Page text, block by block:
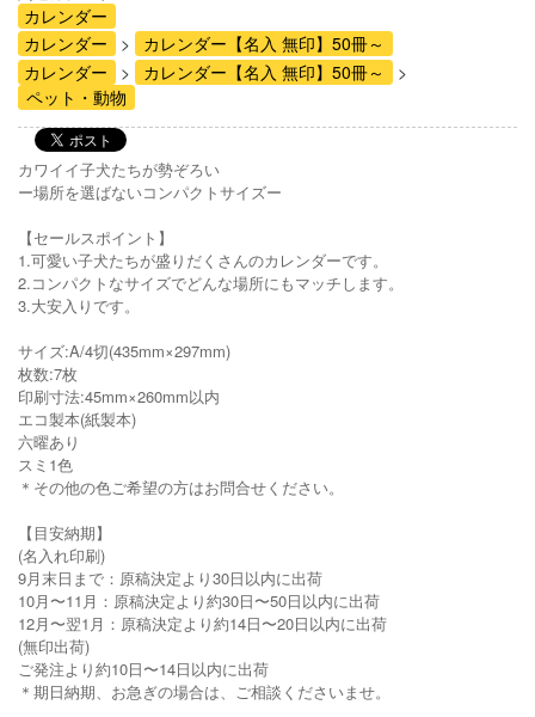
カレンダー
カレンダー
カレンダー【名入 無印】50冊～
カレンダー
カレンダー【名入 無印】50冊～
ペット・動物
カワイイ子犬たちが勢ぞろい
ー場所を選ばないコンパクトサイズー
【セールスポイント】
1.可愛い子犬たちが盛りだくさんのカレンダーです。
2.コンパクトなサイズでどんな場所にもマッチします。
3.大安入りです。
サイズ:A/4切(435mm×297mm)
枚数:7枚
印刷寸法:45mm×260mm以内
エコ製本(紙製本)
六曜あり
スミ1色
＊その他の色ご希望の方はお問合せください。
【目安納期】
(名入れ印刷)
9月末日まで：原稿決定より30日以内に出荷
10月〜11月：原稿決定より約30日〜50日以内に出荷
12月〜翌1月：原稿決定より約14日〜20日以内に出荷
(無印出荷)
ご発注より約10日〜14日以内に出荷
＊期日納期、お急ぎの場合は、ご相談くださいませ。